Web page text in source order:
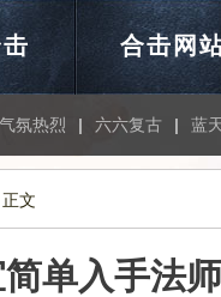
合击网
气氛热烈 | 六六复古 | 蓝
文
单入手法